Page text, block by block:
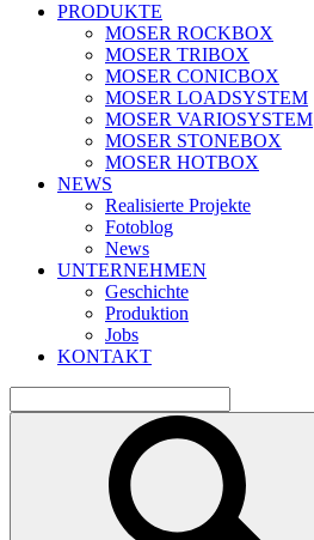
PRODUKTE
MOSER ROCKBOX
MOSER TRIBOX
MOSER CONICBOX
MOSER LOADSYSTEM
MOSER VARIOSYSTEM
MOSER STONEBOX
MOSER HOTBOX
NEWS
Realisierte Projekte
Fotoblog
News
UNTERNEHMEN
Geschichte
Produktion
Jobs
KONTAKT